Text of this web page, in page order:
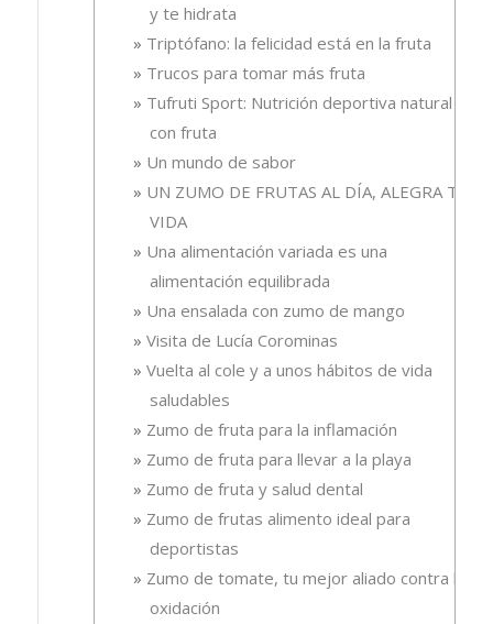
y te hidrata
Triptófano: la felicidad está en la fruta
Trucos para tomar más fruta
Tufruti Sport: Nutrición deportiva natural
con fruta
Un mundo de sabor
UN ZUMO DE FRUTAS AL DÍA, ALEGRA TU
VIDA
Una alimentación variada es una
alimentación equilibrada
Una ensalada con zumo de mango
Visita de Lucía Corominas
Vuelta al cole y a unos hábitos de vida
saludables
Zumo de fruta para la inflamación
Zumo de fruta para llevar a la playa
Zumo de fruta y salud dental
Zumo de frutas alimento ideal para
deportistas
Zumo de tomate, tu mejor aliado contra la
oxidación